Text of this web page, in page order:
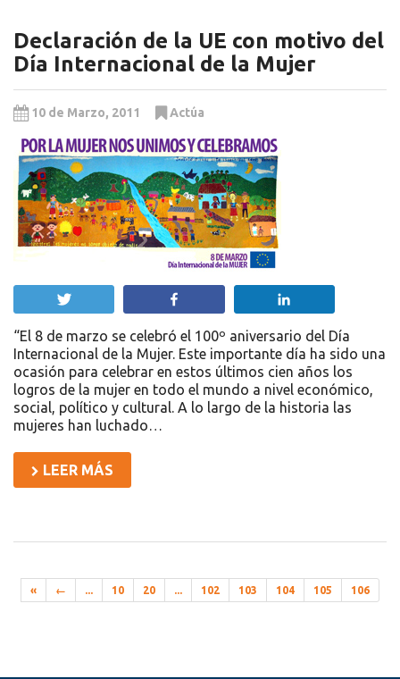
Declaración de la UE con motivo del
Día Internacional de la Mujer
10 de Marzo, 2011 Actúa
“El 8 de marzo se celebró el 100º aniversario del Día
Internacional de la Mujer. Este importante día ha sido una
ocasión para celebrar en estos últimos cien años los
logros de la mujer en todo el mundo a nivel económico,
social, político y cultural. A lo largo de la historia las
mujeres han luchado…
LEER MÁS
« ← ... 10 20 ... 102 103 104 105 106